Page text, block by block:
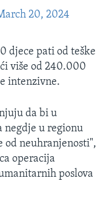
20, 2024
djece pati od teške
više od 240.000
intenzivne.
da bi u
negdje u regionu
od neuhranjenosti",
operacija
poslova